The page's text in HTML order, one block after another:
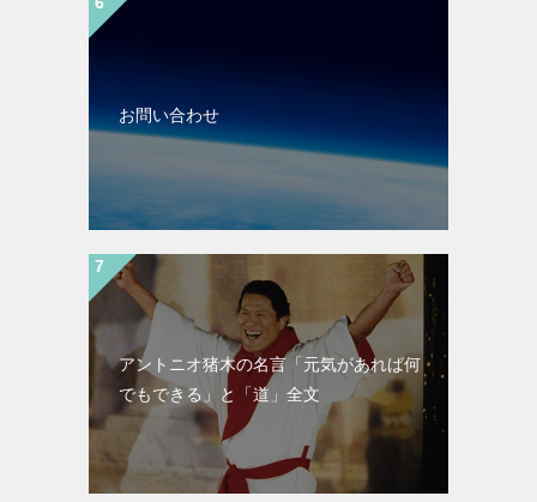
お問い合わせ
アントニオ猪木の名言「元気があれば何
でもできる」と「道」全文